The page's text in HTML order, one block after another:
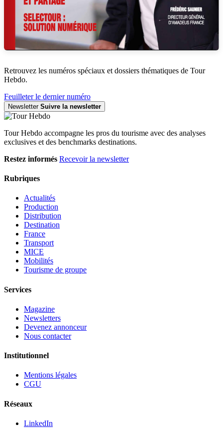
Retrouvez les numéros spéciaux et dossiers thématiques de Tour
Hebdo.
Feuilleter le dernier numéro
Newsletter Suivre la newsletter
Tour Hebdo accompagne les pros du tourisme avec des analyses
exclusives et des benchmarks destinations.
Restez informés Recevoir la newsletter
Rubriques
Actualités
Production
Distribution
Destination
France
Transport
MICE
Mobilités
Tourisme de groupe
Services
Magazine
Newsletters
Devenez annonceur
Nous contacter
Institutionnel
Mentions légales
CGU
Réseaux
LinkedIn